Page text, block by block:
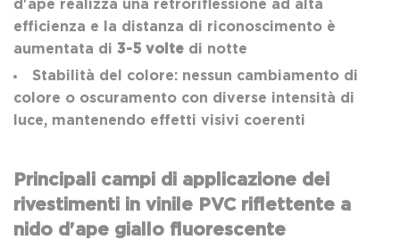
d'ape realizza una retroriflessione ad alta
efficienza e la distanza di riconoscimento è
aumentata di 3-5 volte di notte
Stabilità del colore: nessun cambiamento di
colore o oscuramento con diverse intensità di
luce, mantenendo effetti visivi coerenti
Principali campi di applicazione dei
rivestimenti in vinile PVC riflettente a
nido d'ape giallo fluorescente